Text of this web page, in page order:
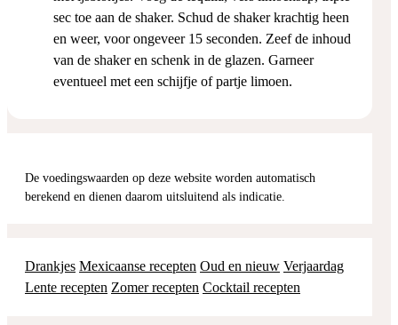
sec toe aan de shaker. Schud de shaker krachtig heen
en weer, voor ongeveer 15 seconden. Zeef de inhoud
van de shaker en schenk in de glazen. Garneer
eventueel met een schijfje of partje limoen.
De voedingswaarden op deze website worden automatisch
berekend en dienen daarom uitsluitend als indicatie.
Drankjes Mexicaanse recepten Oud en nieuw Verjaardag
Lente recepten Zomer recepten Cocktail recepten